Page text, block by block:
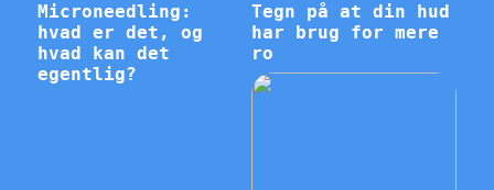
Microneedling:
hvad er det, og
hvad kan det
egentlig?
Tegn på at din hud
har brug for mere
ro